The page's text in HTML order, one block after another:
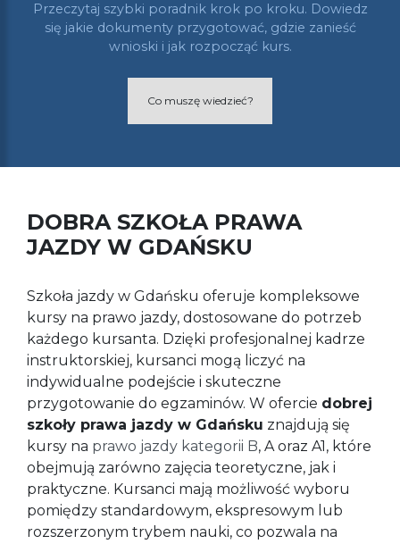
Przeczytaj szybki poradnik krok po kroku. Dowiedz
się jakie dokumenty przygotować, gdzie zanieść
wnioski i jak rozpocząć kurs.
Co muszę wiedzieć?
DOBRA SZKOŁA PRAWA
JAZDY W GDAŃSKU
Szkoła jazdy w Gdańsku oferuje kompleksowe
kursy na prawo jazdy, dostosowane do potrzeb
każdego kursanta. Dzięki profesjonalnej kadrze
instruktorskiej, kursanci mogą liczyć na
indywidualne podejście i skuteczne
przygotowanie do egzaminów. W ofercie dobrej
szkoły prawa jazdy w Gdańsku znajdują się
kursy na prawo jazdy kategorii B, A oraz A1, które
obejmują zarówno zajęcia teoretyczne, jak i
praktyczne. Kursanci mają możliwość wyboru
pomiędzy standardowym, ekspresowym lub
rozszerzonym trybem nauki, co pozwala na